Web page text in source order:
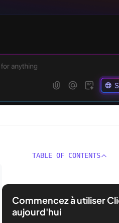
TABLE OF CONTENTS
Commencez à utiliser
aujourd'hui